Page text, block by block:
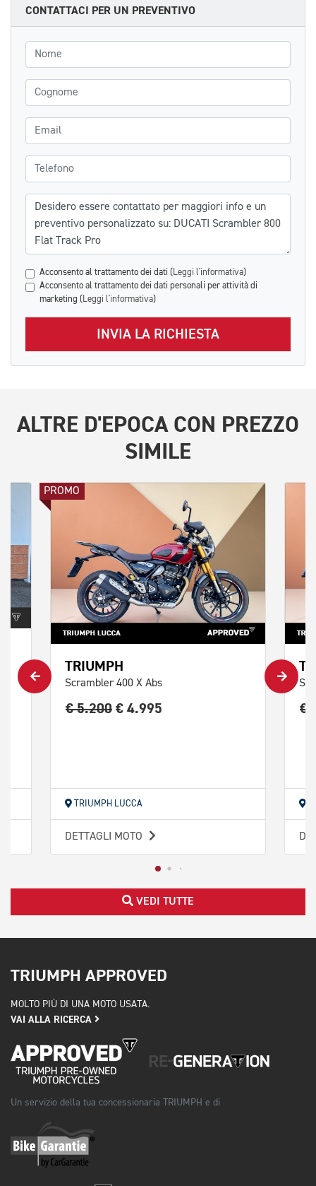
CONTATTACI PER UN PREVENTIVO
Nome
Cognome
Email
Telefono
Messaggio
Acconsento al trattamento dei dati ( Leggi l'informativa)
Acconsento al trattamento dei dati personali per attività di
marketing ( Leggi l'informativa)
INVIA LA RICHIESTA
ALTRE D'EPOCACON PREZZO
SIMILE
PROMO
TRIUMPH
Scrambler 400 X Abs
€ 5.200 € 4.995
TRIUMPH LUCCA
DETTAGLI MOTO
€
VEDI TUTTE
TRIUMPH APPROVED
MOLTO PIÙ DI UNA MOTO USATA.
VAI ALLA RICERCA
Un servizio della tua concessionaria TRIUMPH e di